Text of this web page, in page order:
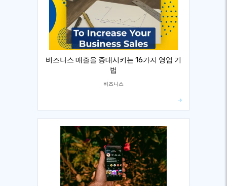
비즈니스 매출을 증대시키는 16가지 영업 기
법
비즈니스